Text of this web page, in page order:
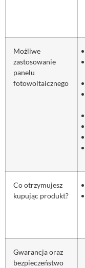
Możliwe
zastosowanie
panelu
fotowoltaicznego
Co otrzymujesz
kupując produkt?
Gwarancja oraz
bezpieczeństwo